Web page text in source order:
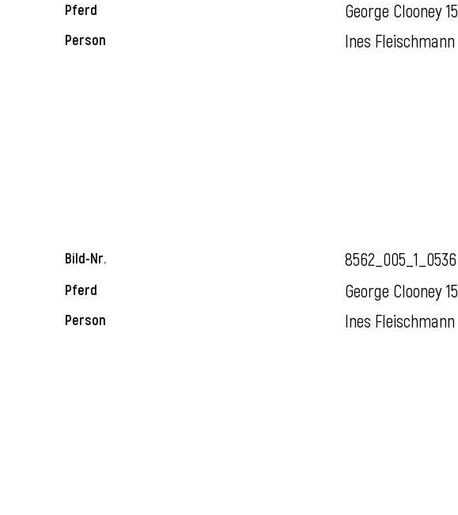
Pferd George Clooney 15
Person Ines Fleischmann
Bild-Nr. 8562_005_1_0536
Pferd George Clooney 15
Person Ines Fleischmann